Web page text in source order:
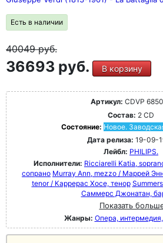
Есть в наличии
40049руб.
36693 руб. В корзину
Артикул: CDVP
Состав: 2 CD
Состояние: Новое.
Дата релиза: 19-09-
Лейбл: PHILIPS.
Исполнители: Ricciarelli Katia,
сопрано Murray Ann, mezzo / Маррей
tenor / Каррерас Хосе, тенор
Саммерс Джонатан,
Показать
Жанры: Опера,